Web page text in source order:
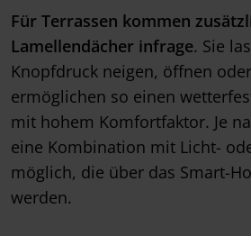
Für Terrassen kommen
Lamellendächer infrage. Sie
Knopfdruck neigen, öffnen
ermöglichen so einen
mit hohem Komfortfaktor. Je
eine Kombination mit Licht-
möglich, die über das Smart-
werden.